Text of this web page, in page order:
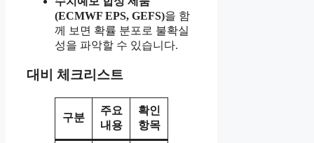
(ECMWF EPS, GEFS)을 함
께 보면 확률 분포로 불확실
성을 파악할 수 있습니다.
대비 체크리스트
구분
주요
내용
확인
항목